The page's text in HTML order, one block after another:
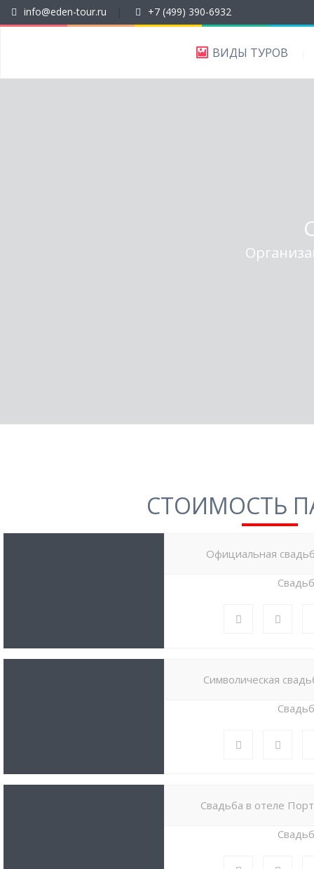
info@eden-tour.ru +7 (499) 390-6932
ВИДЫ ТУРОВ
СТОИМОСТЬ
Официальная
Символическая
Свадьба в отеле